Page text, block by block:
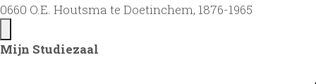
0660 O.E. Houtsma te Doetinchem, 1876-1965
Mijn Studiezaal